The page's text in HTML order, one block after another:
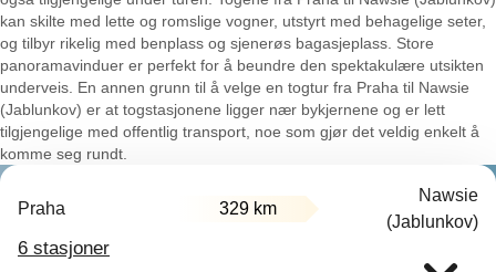
kan skilte med lette og romslige vogner, utstyrt med behagelige seter,
og tilbyr rikelig med benplass og sjenerøs bagasjeplass. Store
panoramavinduer er perfekt for å beundre den spektakulære utsikten
underveis. En annen grunn til å velge en togtur fra Praha til Nawsie
(Jablunkov) er at togstasjonene ligger nær bykjernene og er lett
tilgjengelige med offentlig transport, noe som gjør det veldig enkelt å
komme seg rundt.
Praha 329 km
Nawsie
(Jablunkov)
6 stasjoner